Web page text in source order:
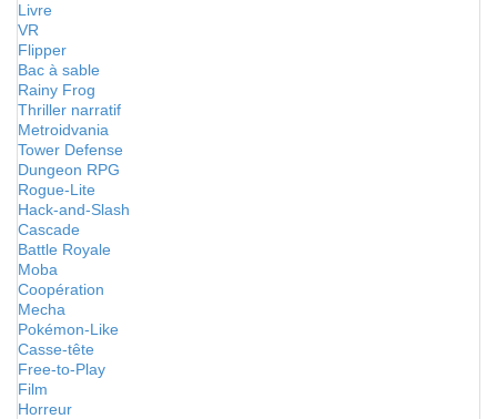
Livre
VR
Flipper
Bac à sable
Rainy Frog
Thriller narratif
Metroidvania
Tower Defense
Dungeon RPG
Rogue-Lite
Hack-and-Slash
Cascade
Battle Royale
Moba
Coopération
Mecha
Pokémon-Like
Casse-tête
Free-to-Play
Film
Horreur